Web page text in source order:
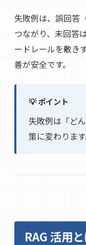
失敗例は、誤回答
つながり、未回答
ードレールを敷き
善が安全です。
💡 ポイント
失敗例は「ど
策に変わります
RAG 活用